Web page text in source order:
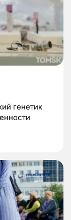
генетик